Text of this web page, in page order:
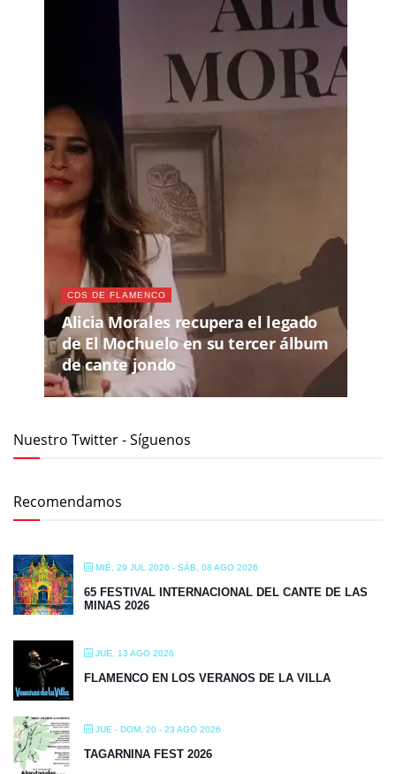
CDS DE FLAMENCO
Alicia Morales recupera el legado
de El Mochuelo en su tercer álbum
de cante jondo
Nuestro Twitter - Síguenos
Recomendamos
MIÉ, 29 JUL 2026 - SÁB, 08 AGO 2026
65 FESTIVAL INTERNACIONAL DEL CANTE DE LAS
MINAS 2026
JUE, 13 AGO 2026
FLAMENCO EN LOS VERANOS DE LA VILLA
JUE - DOM, 20 - 23 AGO 2026
TAGARNINA FEST 2026